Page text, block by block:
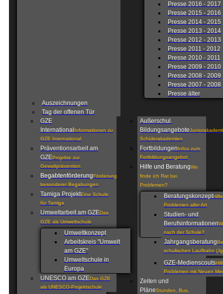
Presse 2016 - 2017
Presse 2015 - 2016
Presse 2014 - 2015
Presse 2013 - 2014
Presse 2012 - 2013
Presse 2011 - 2012
Presse 2010 - 2011
Presse 2009 - 2010
Presse 2008 - 2009
Presse 2007 - 2008
Presse älter
Auszeichnungen
Tag der offenen Tür
GZE
International Informationen zu
GZE International
Präventionsarbeit am
GZEProjekte zur
Gewaltprävention
BegabtenförderungFörderung
besonderer Begabungen
Tamiga ProjektEine Schule
für Tamiga
Umweltarbeit am GZEDas
GZE als Umweltschule
Umweltkonzept
Arbeitskreis "Umwelt
am GZE"
Umweltschule in
Europa
UNESCO am GZEDas GZE
als UNESCO-Projektschule
Außerschul.
Bildungsangebote
Schülerakademien
FortbildungenInfos zum
Fortbildungsangebot
Hilfe und BeratungWo
finde ich Rat bei
Problemen?
Beratungskonzept
Problemen aller Art
Studien- und
Berufsinformationen
nach der Schule?
Jahrgangsberatung
schulischen Laufbahn
GZE-Medienscouts
Problemen mit Neuen
Zeiten und
PläneStunden, Bus,